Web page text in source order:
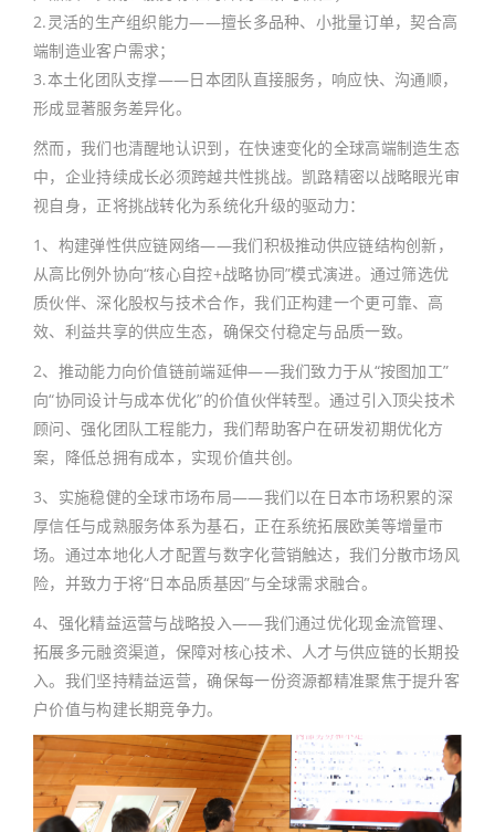
2.灵活的生产组织能力——擅长多品种、小批量订单，契合高
端制造业客户需求；
3.本土化团队支撑——日本团队直接服务，响应快、沟通顺，
形成显著服务差异化。
然而，我们也清醒地认识到，在快速变化的全球高端制造生态
中，企业持续成长必须跨越共性挑战。凯路精密以战略眼光审
视自身，正将挑战转化为系统化升级的驱动力：
1、构建弹性供应链网络——我们积极推动供应链结构创新，
从高比例外协向“核心自控+战略协同”模式演进。通过筛选优
质伙伴、深化股权与技术合作，我们正构建一个更可靠、高
效、利益共享的供应生态，确保交付稳定与品质一致。
2、推动能力向价值链前端延伸——我们致力于从“按图加工”
向“协同设计与成本优化”的价值伙伴转型。通过引入顶尖技术
顾问、强化团队工程能力，我们帮助客户在研发初期优化方
案，降低总拥有成本，实现价值共创。
3、实施稳健的全球市场布局——我们以在日本市场积累的深
厚信任与成熟服务体系为基石，正在系统拓展欧美等增量市
场。通过本地化人才配置与数字化营销触达，我们分散市场风
险，并致力于将“日本品质基因”与全球需求融合。
4、强化精益运营与战略投入——我们通过优化现金流管理、
拓展多元融资渠道，保障对核心技术、人才与供应链的长期投
入。我们坚持精益运营，确保每一份资源都精准聚焦于提升客
户价值与构建长期竞争力。